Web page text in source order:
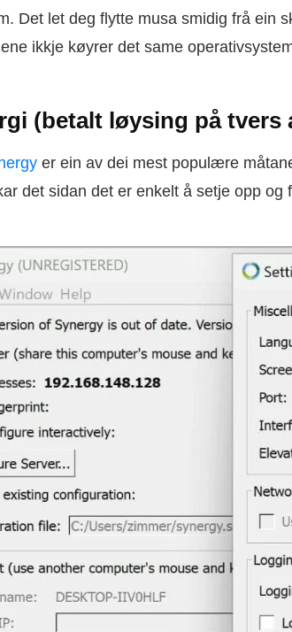
Det let deg flytte musa smidig frå ein
ikkje køyrer det same
(betalt løysing på tvers
er ein av dei mest populære
det sidan det er enkelt å setje opp